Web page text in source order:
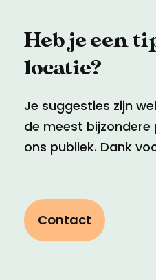
Heb je een
locatie?
Je suggesties zijn
de meest
ons publiek. Dank
Contact